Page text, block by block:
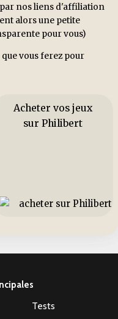
nos liens d'affiliation
alors une petite
pour vous)
vous ferez pour
Acheter vos jeux
sur Philibert
Tests